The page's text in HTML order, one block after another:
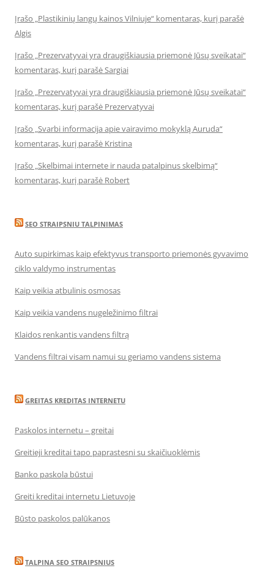
Įrašo „Plastikinių langų kainos Vilniuje“ komentaras, kurį parašė
Algis
Įrašo „Prezervatyvai yra draugiškiausia priemonė Jūsų sveikatai“
komentaras, kurį parašė Sargiai
Įrašo „Prezervatyvai yra draugiškiausia priemonė Jūsų sveikatai“
komentaras, kurį parašė Prezervatyvai
Įrašo „Svarbi informacija apie vairavimo mokyklą Auruda“
komentaras, kurį parašė Kristina
Įrašo „Skelbimai internete ir nauda patalpinus skelbimą“
komentaras, kurį parašė Robert
SEO STRAIPSNIU TALPINIMAS
Auto supirkimas kaip efektyvus transporto priemonės gyvavimo
ciklo valdymo instrumentas
Kaip veikia atbulinis osmosas
Kaip veikia vandens nugeležinimo filtrai
Klaidos renkantis vandens filtrą
Vandens filtrai visam namui su geriamo vandens sistema
GREITAS KREDITAS INTERNETU
Paskolos internetu – greitai
Greitieji kreditai tapo paprastesni su skaičiuoklėmis
Banko paskola būstui
Greiti kreditai internetu Lietuvoje
Būsto paskolos palūkanos
TALPINA SEO STRAIPSNIUS